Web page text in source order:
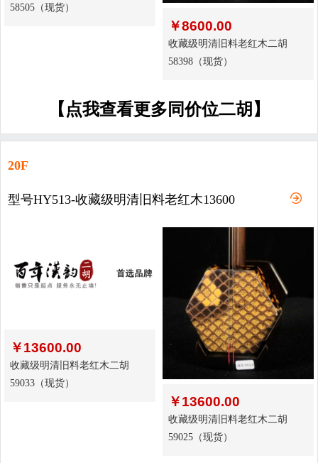
58505（现货）
￥8600.00
收藏级明清旧料老红木二胡
58398（现货）
【点我查看更多同价位二胡】
20F
型号HY513-收藏级明清旧料老红木13600
￥13600.00
收藏级明清旧料老红木二胡
59033（现货）
￥13600.00
收藏级明清旧料老红木二胡
59025（现货）